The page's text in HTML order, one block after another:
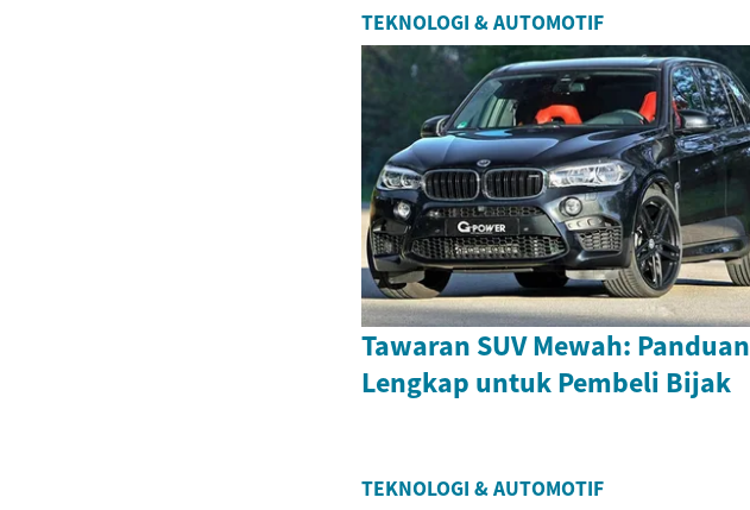
TEKNOLOGI & AUTOMOTIF
Tawaran SUV Mewah: Panduan
Lengkap untuk Pembeli Bijak
TEKNOLOGI & AUTOMOTIF